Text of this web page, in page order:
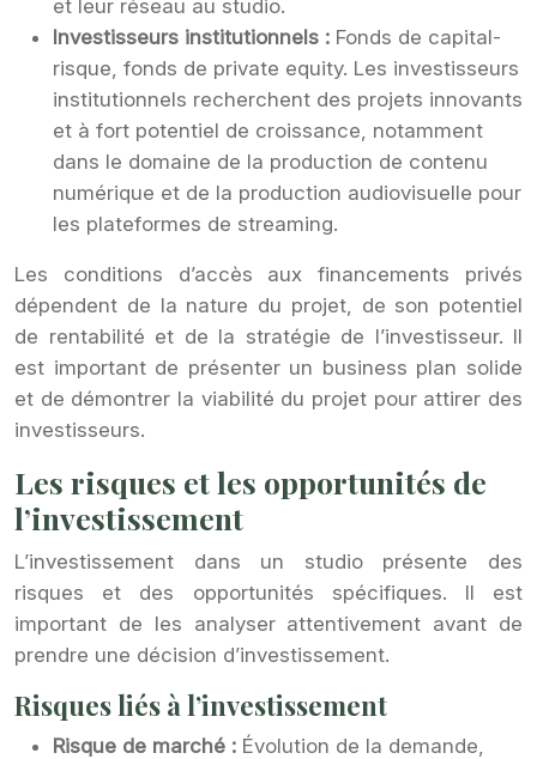
et leur réseau au studio.
Investisseurs institutionnels : Fonds de capital-
risque, fonds de private equity. Les investisseurs
institutionnels recherchent des projets innovants
et à fort potentiel de croissance, notamment
dans le domaine de la production de contenu
numérique et de la production audiovisuelle pour
les plateformes de streaming.
Les conditions d’accès aux financements privés
dépendent de la nature du projet, de son potentiel
de rentabilité et de la stratégie de l’investisseur. Il
est important de présenter un business plan solide
et de démontrer la viabilité du projet pour attirer des
investisseurs.
Les risques et les opportunités de
l’investissement
L’investissement dans un studio présente des
risques et des opportunités spécifiques. Il est
important de les analyser attentivement avant de
prendre une décision d’investissement.
Risques liés à l’investissement
Risque de marché : Évolution de la demande,